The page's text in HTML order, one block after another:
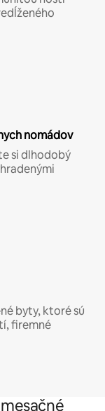
nomádov
si dlhodobý
byty, ktoré sú
firemné